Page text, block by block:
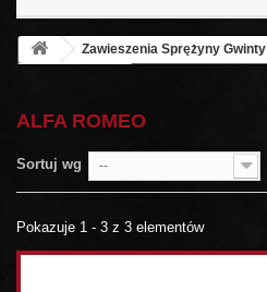
Zawieszenia Sprężyny Gwinty
ALFA ROMEO
Sortuj wg --
Pokazuje 1 - 3 z 3 elementów